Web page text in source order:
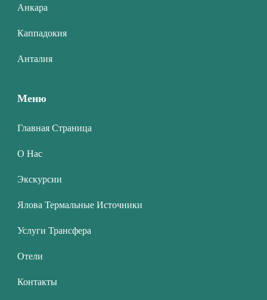
Анкара
Каппадокия
Анталия
Меню
Главная Страница
О Нас
Экскурсии
Ялова Термальные Источники
Услуги Трансфера
Отели
Контакты